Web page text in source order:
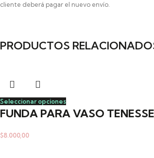
cliente deberá pagar el nuevo envío.
PRODUCTOS
Seleccionar opciones
FUNDA PARA VASO TENESSE
$8.000,00